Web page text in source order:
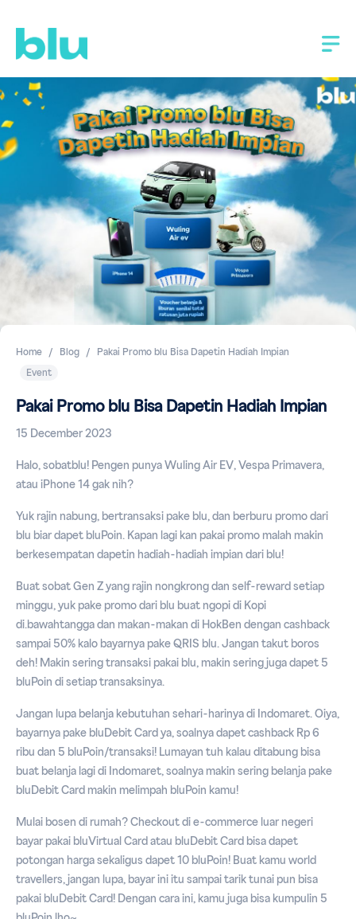
Home Blog
Pakai Promo blu Bisa Dapetin Hadiah Impian
Event
Pakai Promo blu Bisa Dapetin Hadiah Impian
15 December 2023
Halo, sobatblu! Pengen punya Wuling Air EV, Vespa Primavera,
atau iPhone 14 gak nih?
Yuk rajin nabung, bertransaksi pake blu, dan berburu promo dari
blu biar dapet bluPoin. Kapan lagi kan pakai promo malah makin
berkesempatan dapetin hadiah-hadiah impian dari blu!
Buat sobat Gen Z yang rajin nongkrong dan self-reward setiap
minggu, yuk pake promo dari blu buat ngopi di Kopi
di.bawahtangga dan makan-makan di HokBen dengan cashback
sampai 50% kalo bayarnya pake QRIS blu. Jangan takut boros
deh! Makin sering transaksi pakai blu, makin sering juga dapet 5
bluPoin di setiap transaksinya.
Jangan lupa belanja kebutuhan sehari-harinya di Indomaret. Oiya,
bayarnya pake bluDebit Card ya, soalnya dapet cashback Rp 6
ribu dan 5 bluPoin/transaksi! Lumayan tuh kalau ditabung bisa
buat belanja lagi di Indomaret, soalnya makin sering belanja pake
bluDebit Card makin melimpah bluPoin kamu!
Mulai bosen di rumah? Checkout di e-commerce luar negeri
bayar pakai bluVirtual Card atau bluDebit Card bisa dapet
potongan harga sekaligus dapet 10 bluPoin! Buat kamu world
travellers, jangan lupa, bayar ini itu sampai tarik tunai pun bisa
pakai bluDebit Card! Dengan cara ini, kamu juga bisa kumpulin 5